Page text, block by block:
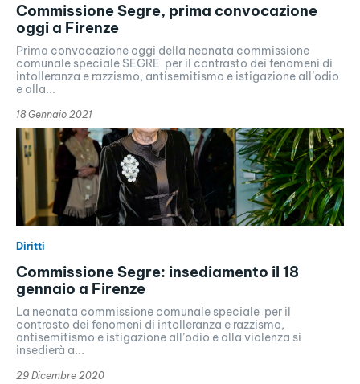
Commissione Segre, prima convocazione
oggi a Firenze
Prima convocazione oggi della neonata commissione
comunale speciale SEGRE per il contrasto dei fenomeni di
intolleranza e razzismo, antisemitismo e istigazione all’odio
e alla...
18 Gennaio 2021
Diritti
Commissione Segre: insediamento il 18
gennaio a Firenze
La neonata commissione comunale speciale per il
contrasto dei fenomeni di intolleranza e razzismo,
antisemitismo e istigazione all’odio e alla violenza si
insedierà a...
29 Dicembre 2020